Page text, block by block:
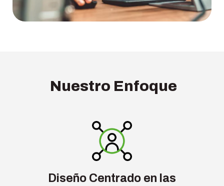
Nuestro Enfoque
Diseño Centrado en las